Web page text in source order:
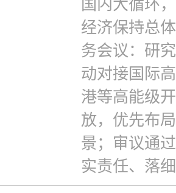
国内大循环
经济保持总
务会议：研
动对接国际
港等高能级
放，优先布
景；审议通
实责任、落